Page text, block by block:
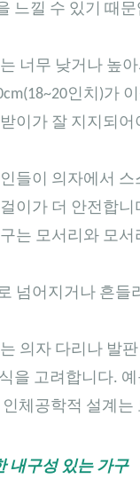
느낄 수 있기 때
너무 낮거나 높
인치)가
이가 잘 지지되
들이 의자에서
이가 더 안전합니
는 모서리와 모서
넘어지거나 흔들
의자 다리나 발
을 고려합니다.
체공학적 설계
내구성 있는 가구